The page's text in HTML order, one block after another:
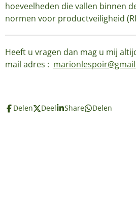
hoeveelheden die vallen binnen
normen voor productveiligheid
Heeft u vragen dan mag u mij
mail adres :
Delen Deel Share Delen